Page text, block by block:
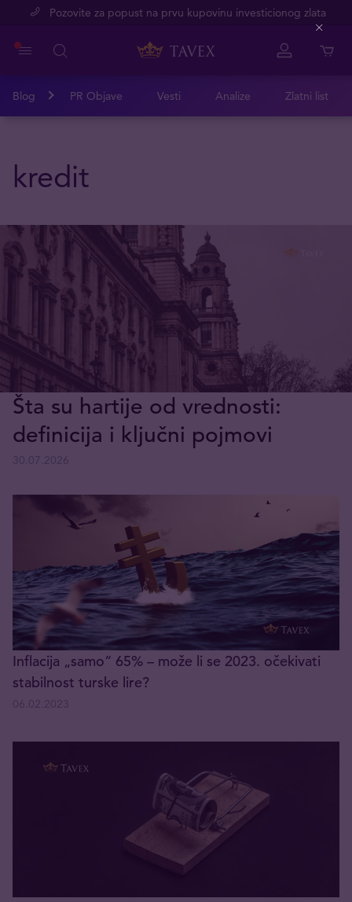
Pozovite za popust na prvu kupovinu investicionog zlata
Blog PR Objave Vesti Analize Zlatni list
kredit
Šta su hartije od vrednosti:
definicija i ključni pojmovi
Inflacija „samo“ 65% – može li se 2023. očekivati
stabilnost turske lire?
Close